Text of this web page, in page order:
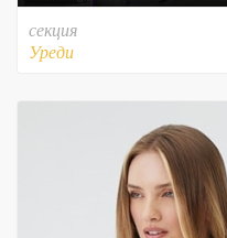
секция
Уреди